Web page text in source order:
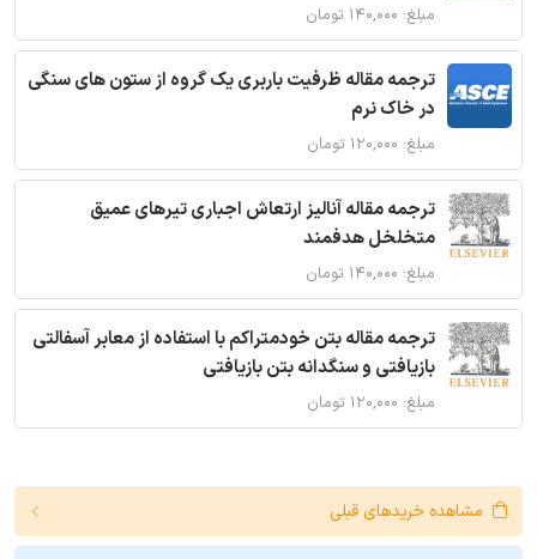
مبلغ: ۱۴۰,۰۰۰ تومان
ترجمه مقاله ظرفیت باربری یک گروه از ستون های سنگی
در خاک نرم
مبلغ: ۱۲۰,۰۰۰ تومان
ترجمه مقاله آنالیز ارتعاش اجباری تیرهای عمیق
متخلخل هدفمند
مبلغ: ۱۴۰,۰۰۰ تومان
ترجمه مقاله بتن خودمتراکم با استفاده از معابر آسفالتی
بازیافتی و سنگدانه بتن بازیافتی
مبلغ: ۱۲۰,۰۰۰ تومان
مشاهده خریدهای قبلی